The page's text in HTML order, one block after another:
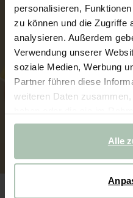
personalisieren,
zu können und die Zugriffe
analysieren. Außerdem
Verwendung unserer
soziale Medien, Werbung
Partner führen diese
weiteren Daten
gesammelt haben.
Alle